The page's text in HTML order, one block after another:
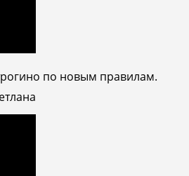
по новым правилам.